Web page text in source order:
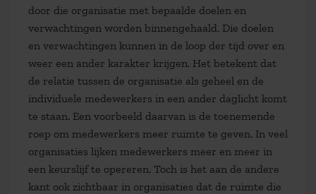
door die organisatie met bepaalde doelen en
verwachtingen worden binnengehaald. Die doelen
en verwachtingen kunnen in de loop der tijd over en
weer een ander karakter krijgen. Het betekent dat
de relatie tussen de organisatie als geheel en de
individuele medewerkers in een ander daglicht komt
te staan. Een voorbeeld daarvan is de toenemende
roep om medewerkers meer ruimte te geven. In veel
organisaties lijken medewerkers meer en meer in
een keurslijf te opereren. Toch is het aan de andere
kant ook zichtbaar in organisaties dat de ruimte die